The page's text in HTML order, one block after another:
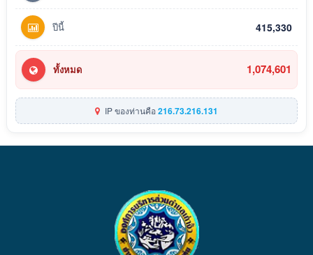
ปีนี้ 415,330
ทั้งหมด 1,074,601
IP ของท่านคือ216.73.216.131